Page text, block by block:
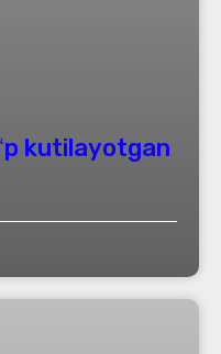
kutilayotgan